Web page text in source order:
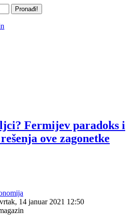
Pronađi!
Fermijev paradoks i
ove zagonetke
14 januar 2021 12:50